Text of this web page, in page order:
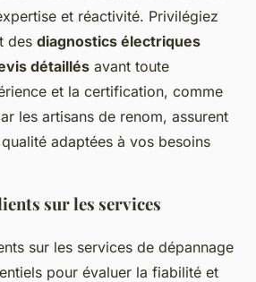
et réactivité. Privilégiez
des diagnostics électriques
détaillés avant toute
et la certification, comme
les artisans de renom, assurent
adaptées à vos besoins
sur les services
sur les services de dépannage
pour évaluer la fiabilité et